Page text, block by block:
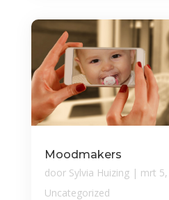
Moodmakers
door Sylvia Huizing| mrt
Uncategorized